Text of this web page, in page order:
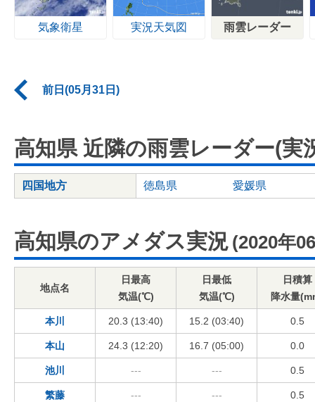
気象衛星 実況天気図 雨雲レーダー
前日(05月31日)
高知県 近隣の雨雲レーダー(実
四国地方 徳島県 愛媛県
高知県のアメダス実況 (2020年
地点名
日最高
気温(℃)
日最低
気温(℃)
日積算
降水量
本川 20.3 (13:40) 15.2 (03:40) 0.5
本山 24.3 (12:20) 16.7 (05:00) 0.0
池川 --- --- 0.5
繁藤 --- --- 0.5